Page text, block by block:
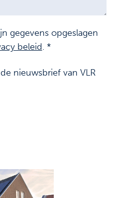
gegevens opgeslagen
beleid. *
nieuwsbrief van VLR